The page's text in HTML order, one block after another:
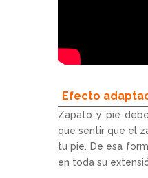
Efecto
Zapato y pie
que sentir que el
tu pie. De esa
en toda su